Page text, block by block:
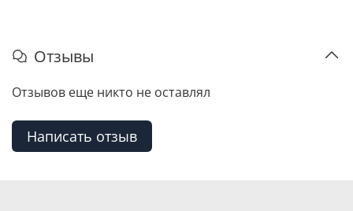
Отзывы
Отзывов еще никто не оставлял
Написать отзыв